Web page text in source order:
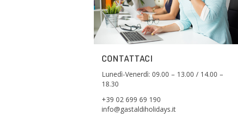
CONTATTACI
Lunedì-Venerdì: 09.00 – 13.00 / 14.00 –
18.30
+39 02 699 69 190
info@gastaldiholidays.it